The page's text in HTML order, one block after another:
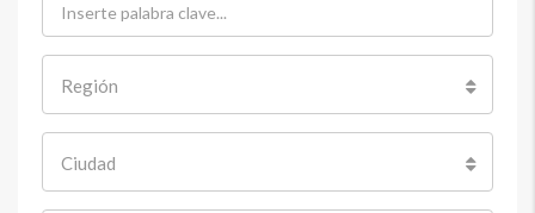
Región
Ciudad